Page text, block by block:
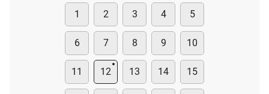
1 2 3 4 5
6 7 8 9 10
11 12 13 14 15